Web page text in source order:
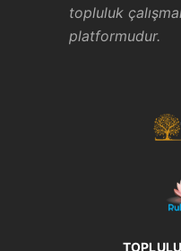
topluluk
platformudur.